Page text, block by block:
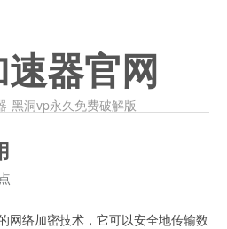
器官网
-黑洞vp永久免费破解版
络加密技术，它可以安全地传输数